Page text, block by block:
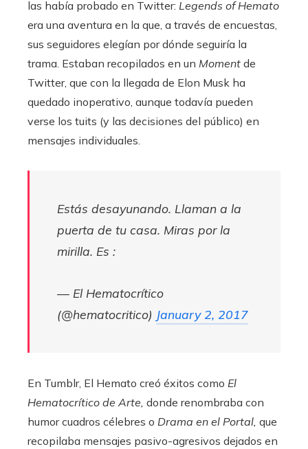
las había probado en Twitter: Legends of Hemato
era una aventura en la que, a través de encuestas,
sus seguidores elegían por dónde seguiría la
trama. Estaban recopilados en un Moment de
Twitter, que con la llegada de Elon Musk ha
quedado inoperativo, aunque todavía pueden
verse los tuits (y las decisiones del público) en
mensajes individuales.
Estás desayunando. Llaman a la
puerta de tu casa. Miras por la
mirilla. Es :
— El Hematocrítico
(@hematocritico) January 2, 2017
En Tumblr, El Hemato creó éxitos como El
Hematocrítico de Arte, donde renombraba con
humor cuadros célebres o Drama en el Portal, que
recopilaba mensajes pasivo-agresivos dejados en